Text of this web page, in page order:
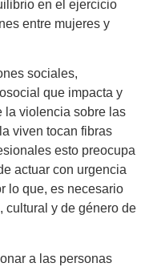
en el ejercicio
entre mujeres y
sociales,
que impacta y
la violencia sobre las
viven tocan fibras
esto preocupa
actuar con urgencia
lo que, es necesario
cultural y de género de
a las personas